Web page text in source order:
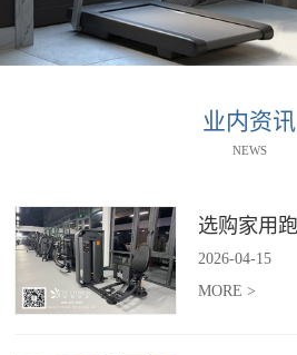
业内资讯
NEWS
2026-04-15
MORE >